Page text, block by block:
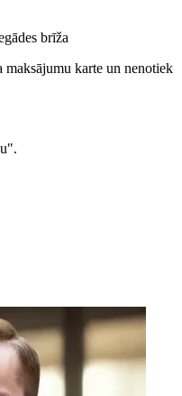
brīža
karte un nenotiek